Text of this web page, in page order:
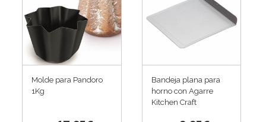
Molde para Pandoro
1Kg
Bandeja plana para
horno con Agarre
Kitchen Craft